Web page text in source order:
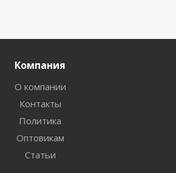
Компания
О компании
Контакты
Политика
Оптовикам
Статьи